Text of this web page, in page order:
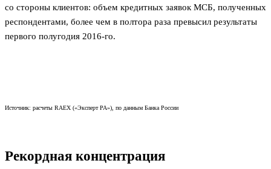
со стороны клиентов: объем кредитных заявок МСБ, полученных
респондентами, более чем в полтора раза превысил результаты
первого полугодия 2016-го.
Источник: расчеты RAEX («Эксперт РА»), по данным Банка России
Рекордная концентрация